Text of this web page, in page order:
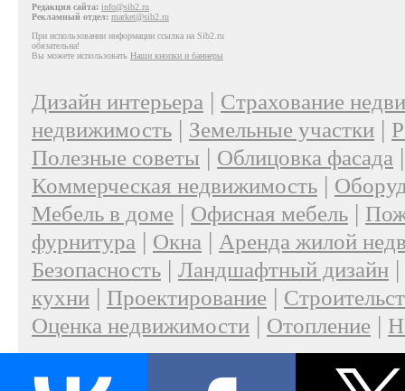
Редакция сайта: info@sib2.ru
Рекламный отдел: market@sib2.ru
При использовании информации ссылка на Sib2.ru
обязательна!
Вы можете использовать Наши кнопки и баннеры
Дизайн интерьера | Страхование
недвижимость | Земельные участки |
Полезные советы | Облицовка фасада
Коммерческая недвижимость |
Мебель в доме | Офисная мебель |
фурнитура | Окна | Аренда жилой
Безопасность | Ландшафтный дизайн |
кухни | Проектирование |
Оценка недвижимости | Отопление |
О проекте|